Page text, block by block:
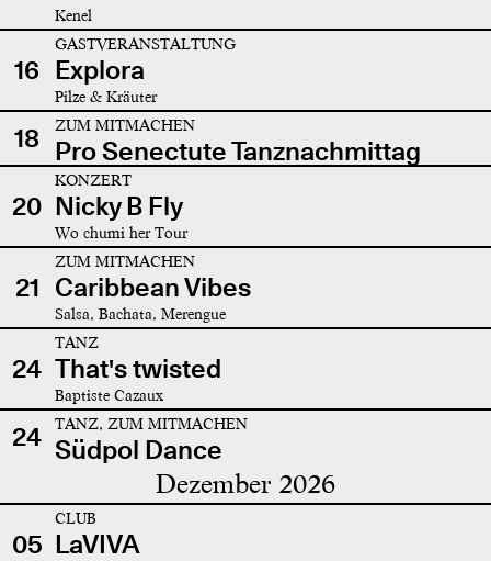
Kenel
16
GASTVERANSTALTUNG
Explora
Pilze & Kräuter
18 ZUM MITMACHEN
Pro Senectute Tanznachmittag
20
KONZERT
Nicky B Fly
Wo chumi her Tour
21
ZUM MITMACHEN
Caribbean Vibes
Salsa, Bachata, Merengue
24
TANZ
That's twisted
Baptiste Cazaux
24 TANZ, ZUM MITMACHEN
Südpol Dance
Dezember 2026
05
CLUB
LaVIVA